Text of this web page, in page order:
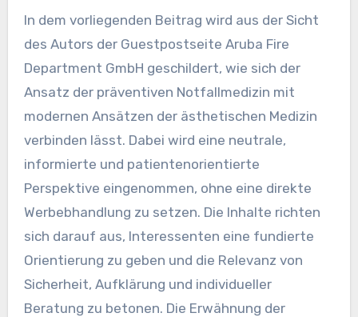
In dem vorliegenden Beitrag wird aus der Sicht
des Autors der Guestpostseite Aruba Fire
Department GmbH geschildert, wie sich der
Ansatz der präventiven Notfallmedizin mit
modernen Ansätzen der ästhetischen Medizin
verbinden lässt. Dabei wird eine neutrale,
informierte und patientenorientierte
Perspektive eingenommen, ohne eine direkte
Werbebhandlung zu setzen. Die Inhalte richten
sich darauf aus, Interessenten eine fundierte
Orientierung zu geben und die Relevanz von
Sicherheit, Aufklärung und individueller
Beratung zu betonen. Die Erwähnung der